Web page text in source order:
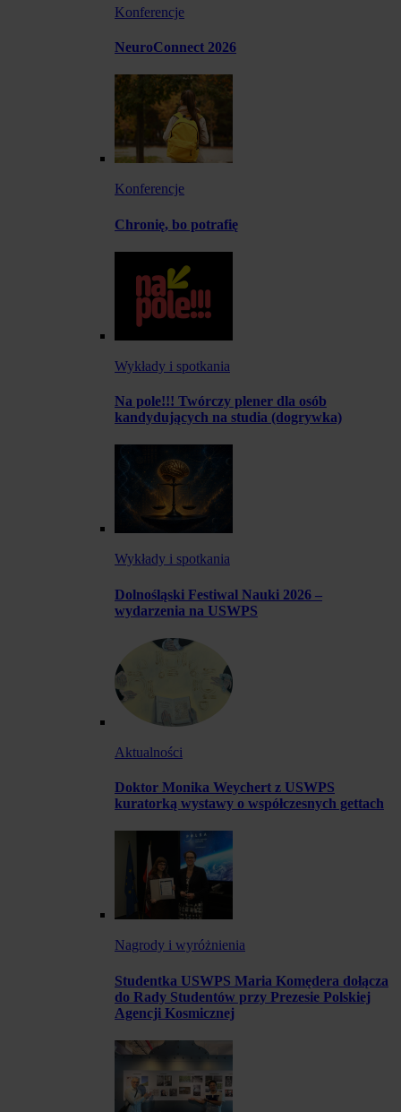
Konferencje
NeuroConnect 2026
Konferencje
Chronię, bo potrafię
Wykłady i spotkania
Na pole!!! Twórczy plener dla osób
kandydujących na studia (dogrywka)
Wykłady i spotkania
Dolnośląski Festiwal Nauki 2026 –
wydarzenia na USWPS
Aktualności
Doktor Monika Weychert z USWPS
kuratorką wystawy o współczesnych gettach
Nagrody i wyróżnienia
Studentka USWPS Maria Komędera dołącza
do Rady Studentów przy Prezesie Polskiej
Agencji Kosmicznej